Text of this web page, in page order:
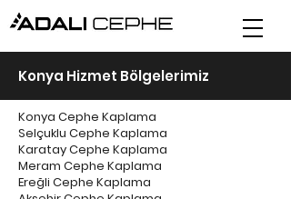
Konya Hizmet Bölgelerimiz
Konya Cephe Kaplama
Selçuklu Cephe Kaplama
Karatay Cephe Kaplama
Meram Cephe Kaplama
Ereğli Cephe Kaplama